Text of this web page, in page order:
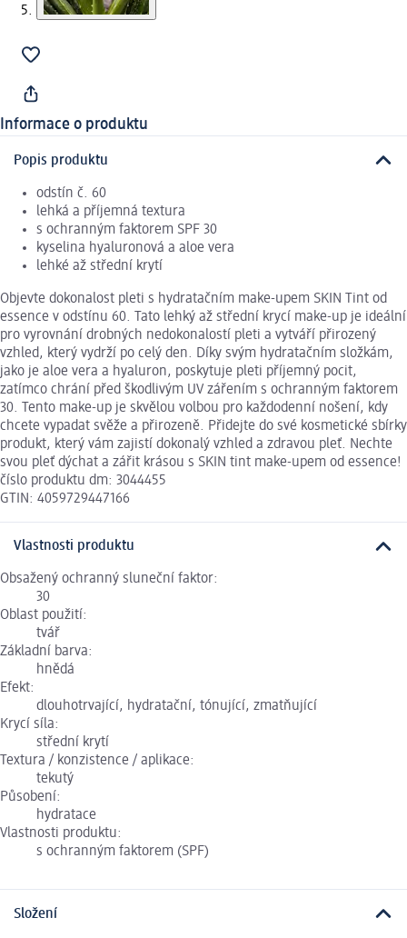
Informace o produktu
Popis produktu
odstín č. 60
lehká a příjemná textura
s ochranným faktorem SPF 30
kyselina hyaluronová a aloe vera
lehké až střední krytí
Objevte dokonalost pleti s hydratačním make-upem SKIN Tint od
essence v odstínu 60. Tato lehký až střední krycí make-up je ideální
pro vyrovnání drobných nedokonalostí pleti a vytváří přirozený
vzhled, který vydrží po celý den. Díky svým hydratačním složkám,
jako je aloe vera a hyaluron, poskytuje pleti příjemný pocit,
zatímco chrání před škodlivým UV zářením s ochranným faktorem
30. Tento make-up je skvělou volbou pro každodenní nošení, kdy
chcete vypadat svěže a přirozeně. Přidejte do své kosmetické sbírky
produkt, který vám zajistí dokonalý vzhled a zdravou pleť. Nechte
svou pleť dýchat a zářit krásou s SKIN tint make-upem od essence!
číslo produktu dm: 3044455
GTIN: 4059729447166
Vlastnosti produktu
Obsažený ochranný sluneční faktor:
30
Oblast použití:
tvář
Základní barva:
hnědá
Efekt:
dlouhotrvající, hydratační, tónující, zmatňující
Krycí síla:
střední krytí
Textura / konzistence / aplikace:
tekutý
Působení:
hydratace
Vlastnosti produktu:
s ochranným faktorem (SPF)
Složení